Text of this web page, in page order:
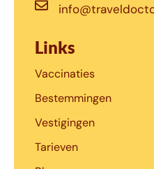
Links
Vaccinaties
Bestemmingen
Vestigingen
Tarieven